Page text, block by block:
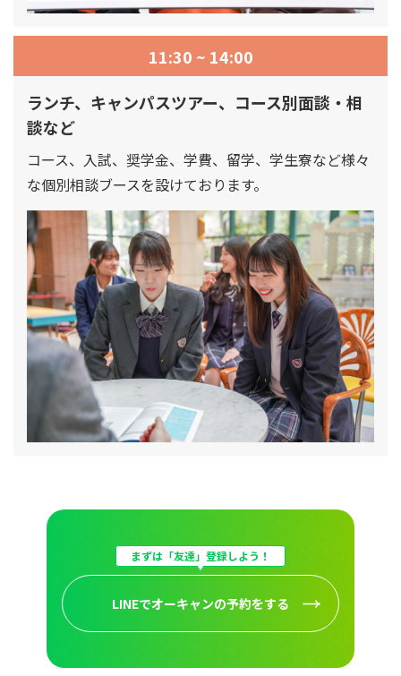
11:30 ~ 14:00
ランチ、キャンパスツアー、コース別面談・相
談など
コース、入試、奨学金、学費、留学、学生寮など様々
な個別相談ブースを設けております。
まずは「友達」登録しよう！
LINEでオーキャンの予約をする